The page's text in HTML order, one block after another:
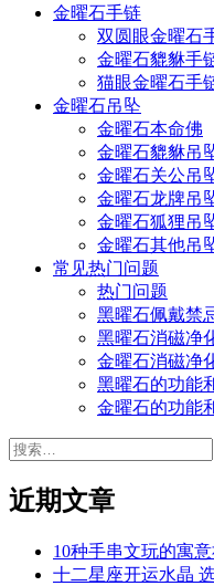
金曜石手链
双圆眼金曜石
金曜石貔貅手
猫眼金曜石手
金曜石吊坠
金曜石本命佛
金曜石貔貅吊
金曜石关公吊
金曜石龙牌吊
金曜石狐狸吊
金曜石其他吊
常见热门问题
热门问题
黑曜石佩戴禁
黑曜石消磁净
金曜石消磁净
黑曜石的功能
金曜石的功能
搜
近期文章
10种手串文玩的寓
十二星座开运水晶